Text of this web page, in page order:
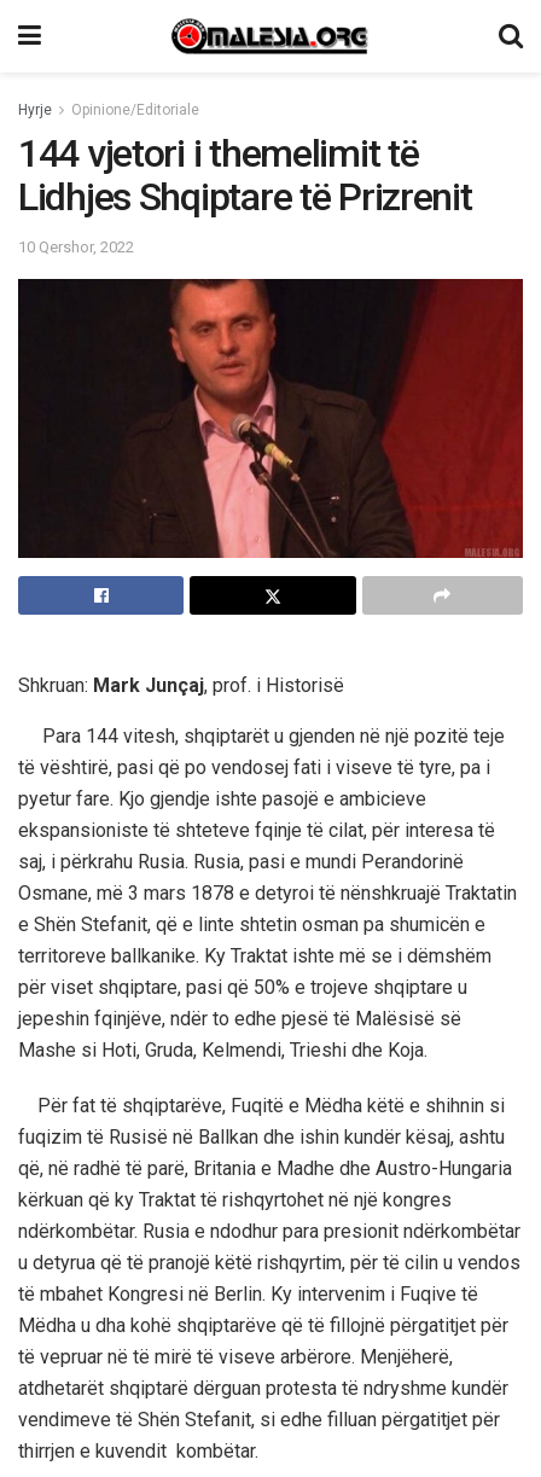
Hyrje Opinione/Editoriale
144 vjetori i themelimit të
Lidhjes Shqiptare të Prizrenit
10 Qershor, 2022
Shkruan: Mark Junçaj, prof. i Historisë
Para 144 vitesh, shqiptarët u gjenden në një pozitë teje
të vështirë, pasi që po vendosej fati i viseve të tyre, pa i
pyetur fare. Kjo gjendje ishte pasojë e ambicieve
ekspansioniste të shteteve fqinje të cilat, për interesa të
saj, i përkrahu Rusia. Rusia, pasi e mundi Perandorinë
Osmane, më 3 mars 1878 e detyroi të nënshkruajë Traktatin
e Shën Stefanit, që e linte shtetin osman pa shumicën e
territoreve ballkanike. Ky Traktat ishte më se i dëmshëm
për viset shqiptare, pasi që 50% e trojeve shqiptare u
jepeshin fqinjëve, ndër to edhe pjesë të Malësisë së
Mashe si Hoti, Gruda, Kelmendi, Trieshi dhe Koja.
Për fat të shqiptarëve, Fuqitë e Mëdha këtë e shihnin si
fuqizim të Rusisë në Ballkan dhe ishin kundër kësaj, ashtu
që, në radhë të parë, Britania e Madhe dhe Austro-Hungaria
kërkuan që ky Traktat të rishqyrtohet në një kongres
ndërkombëtar. Rusia e ndodhur para presionit ndërkombëtar
u detyrua që të pranojë këtë rishqyrtim, për të cilin u vendos
të mbahet Kongresi në Berlin. Ky intervenim i Fuqive të
Mëdha u dha kohë shqiptarëve që të fillojnë përgatitjet për
të vepruar në të mirë të viseve arbërore. Menjëherë,
atdhetarët shqiptarë dërguan protesta të ndryshme kundër
vendimeve të Shën Stefanit, si edhe filluan përgatitjet për
thirrjen e kuvendit kombëtar.